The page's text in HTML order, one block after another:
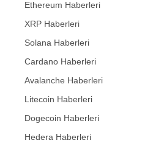
Ethereum Haberleri
XRP Haberleri
Solana Haberleri
Cardano Haberleri
Avalanche Haberleri
Litecoin Haberleri
Dogecoin Haberleri
Hedera Haberleri